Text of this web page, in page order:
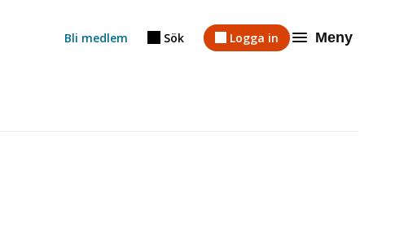
Bli medlem Sök Logga in Meny